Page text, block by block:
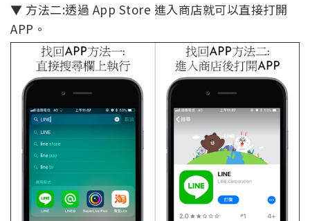
▼ 方法二:透過 App Store 進入商店就可以直接打開
APP。